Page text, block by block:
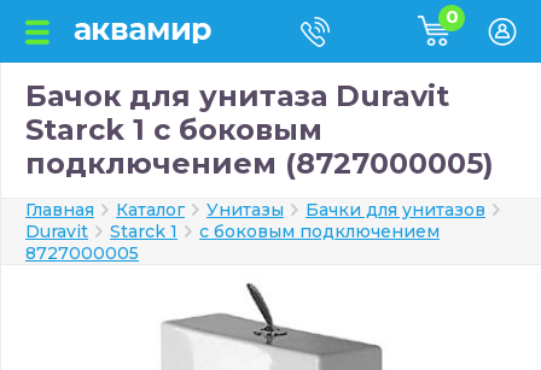
0
Бачок для унитаза Duravit
Starck 1 с боковым
подключением (8727000005)
Главная Каталог Унитазы
Бачки для унитазов
Duravit
Starck 1
с боковым подключением
8727000005